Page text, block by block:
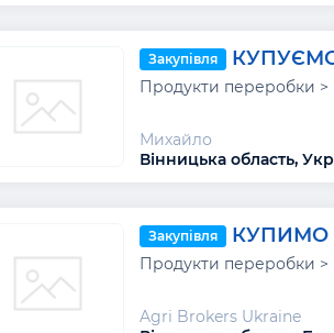
Закупівля
Продукти переробки >
Михайло
Вінницька область,
Закупівля КУПИМО
Продукти переробки >
Agri Brokers Ukraine